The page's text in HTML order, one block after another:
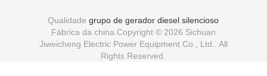
Qualidadegrupo de gerador diesel silencioso
Fábrica da china.Copyright © 2026 Sichuan
Jiweicheng Electric Power Equipment Co., Ltd.. All
Rights Reserved.